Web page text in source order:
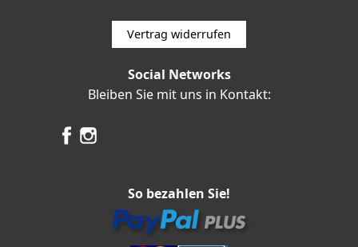
Vertrag widerrufen
Social Networks
Bleiben Sie mit uns in Kontakt:
So bezahlen Sie!